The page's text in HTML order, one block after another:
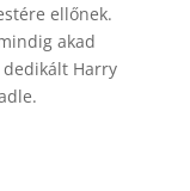
ellőnek.
akad
dedikált Harry